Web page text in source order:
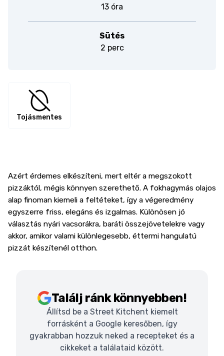
13 óra
Sütés
2 perc
Tojásmentes
Azért érdemes elkészíteni, mert eltér a megszokott
pizzáktól, mégis könnyen szerethető. A fokhagymás olajos
alap finoman kiemeli a feltéteket, így a végeredmény
egyszerre friss, elegáns és izgalmas. Különösen jó
választás nyári vacsorákra, baráti összejövetelekre vagy
akkor, amikor valami különlegesebb, éttermi hangulatú
pizzát készítenél otthon.
Találj ránk könnyebben!
Állítsd be a Street Kitchent kiemelt
forrásként a Google keresőben, így
gyakrabban hozzuk neked a recepteket és a
cikkeket a találataid között.